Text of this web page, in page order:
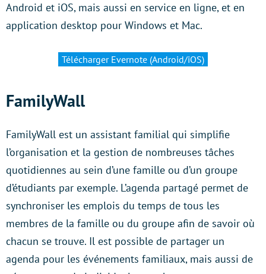
Android et iOS, mais aussi en service en ligne, et en
application desktop pour Windows et Mac.
Télécharger Evernote (Android/iOS)
FamilyWall
FamilyWall est un assistant familial qui simplifie
l’organisation et la gestion de nombreuses tâches
quotidiennes au sein d’une famille ou d’un groupe
d’étudiants par exemple. L’agenda partagé permet de
synchroniser les emplois du temps de tous les
membres de la famille ou du groupe afin de savoir où
chacun se trouve. Il est possible de partager un
agenda pour les événements familiaux, mais aussi de